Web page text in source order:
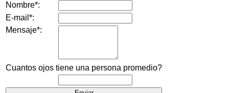
Nombre*:
E-mail*:
Mensaje*:
Cuantos ojos tiene una persona promedio?